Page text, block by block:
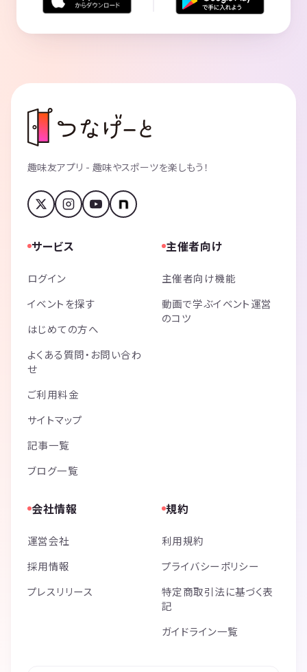
趣味友アプリ - 趣味やスポーツを楽しもう！
サービス
ログイン
イベントを探す
はじめての方へ
よくある質問・お問い合わ
せ
ご利用料金
サイトマップ
記事一覧
ブログ一覧
主催者向け
主催者向け機能
動画で学ぶイベント運営
のコツ
会社情報
運営会社
採用情報
プレスリリース
規約
利用規約
プライバシーポリシー
特定商取引法に基づく表
記
ガイドライン一覧